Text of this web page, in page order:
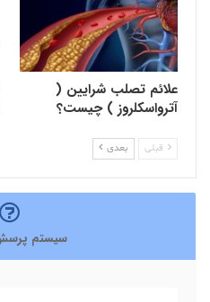
علائم تصلب شرایین (
آترواسکلروز ) چیست؟
قبلی بعدی
سیستم